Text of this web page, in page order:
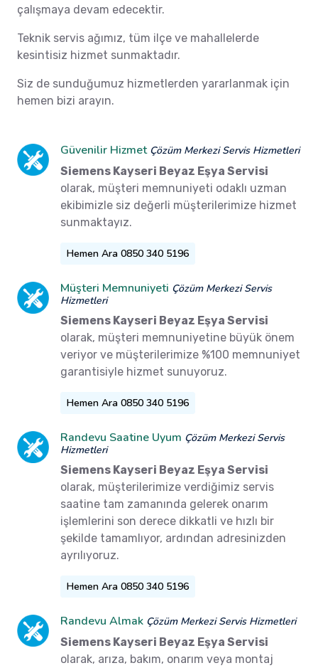
çalışmaya devam edecektir.
Teknik servis ağımız, tüm ilçe ve mahallelerde
kesintisiz hizmet sunmaktadır.
Siz de sunduğumuz hizmetlerden yararlanmak için
hemen bizi arayın.
Güvenilir Hizmet Çözüm Merkezi Servis Hizmetleri
Siemens Kayseri Beyaz Eşya Servisi
olarak, müşteri memnuniyeti odaklı uzman
ekibimizle siz değerli müşterilerimize hizmet
sunmaktayız.
Hemen Ara 0850 340 5196
Müşteri Memnuniyeti Çözüm Merkezi Servis
Hizmetleri
Siemens Kayseri Beyaz Eşya Servisi
olarak, müşteri memnuniyetine büyük önem
veriyor ve müşterilerimize %100 memnuniyet
garantisiyle hizmet sunuyoruz.
Hemen Ara 0850 340 5196
Randevu Saatine Uyum Çözüm Merkezi Servis
Hizmetleri
Siemens Kayseri Beyaz Eşya Servisi
olarak, müşterilerimize verdiğimiz servis
saatine tam zamanında gelerek onarım
işlemlerini son derece dikkatli ve hızlı bir
şekilde tamamlıyor, ardından adresinizden
ayrılıyoruz.
Hemen Ara 0850 340 5196
Randevu Almak Çözüm Merkezi Servis Hizmetleri
Siemens Kayseri Beyaz Eşya Servisi
olarak, arıza, bakım, onarım veya montaj